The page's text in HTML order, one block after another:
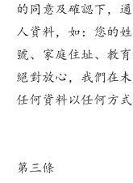
的同意及確認下，
人資料，如：您的
號、家庭住址、教
絕對放心，我們在
任何資料以任何方
第三條